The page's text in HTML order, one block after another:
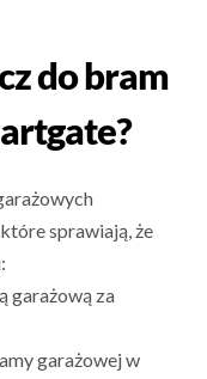
do bram
sprawiają, że
garażową za
garażowej w